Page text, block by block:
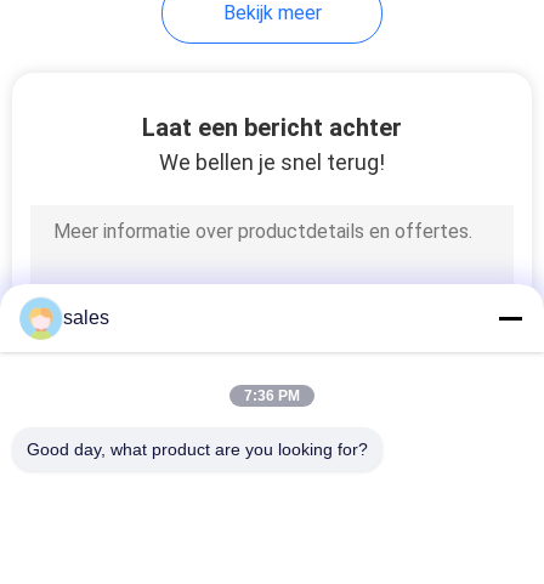
Koude Ketting PCM
Bekijk meer
Laat een bericht achter
We bellen je snel terug!
sales
7:36 PM
Good day, what product are you looking for?